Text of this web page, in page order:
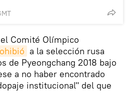
Comité Olímpico
a la selección rusa
de Pyeongchang 2018 bajo
a no haber encontrado
institucional" del que